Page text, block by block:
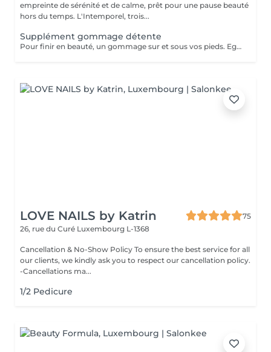
empreinte de sérénité et de calme, prêt pour une pause beauté
hors du temps. L'Intemporel, trois...
Supplément gommage détente
Pour finir en beauté, un gommage sur et sous vos pieds. Egalement entre les orteils. Pour une meilleure pénétration de la crème pieds. Uniquement avec un service de beauté des pieds / pédicure effectué à l'institut le même jour.
LOVE NAILS by Katrin
75
26, rue du Curé Luxembourg L-1368
Cancellation & No-Show Policy To ensure the best service for all
our clients, we kindly ask you to respect our cancellation policy.
-Cancellations ma...
1/2 Pedicure